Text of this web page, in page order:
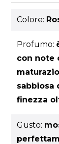
Colore:
Profumo:
con note
sabbiosa
finezza
Gusto: